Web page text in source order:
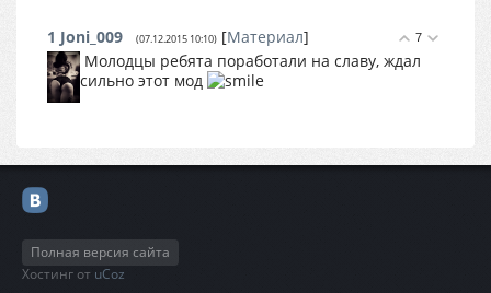
7
1 Joni_009 (07.12.2015 10:10) [Материал]
Молодцы ребята поработали на славу, ждал
сильно этот мод
Полная версия сайта
Хостинг от uCoz